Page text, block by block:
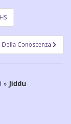
Della Conoscenza
» Jiddu